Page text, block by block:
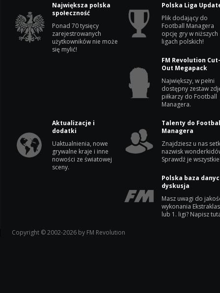
Największa polska
społeczność
Ponad 70 tysięcy
zarejestrowanych
użytkowników nie może
się mylić!
Polska Liga
Plik dodający do
Football Managera
opcję gry w niższych
ligach polskich!
FM Revolution
Out Megapack
Największy, w pełni
dostępny zestaw
piłkarzy do Football
Managera.
Aktualizacje i
dodatki
Uaktualnienia, nowe
grywalne kraje i inne
nowości ze światowej
sceny.
Talenty do
Managera
Znajdziesz u nas
nazwisk
Sprawdź je
Polska baza
dyskusja
Masz uwagi do
wykonania
lub 1. ligi? Napisz
Copyright © 2002-2026 by FM Revolution